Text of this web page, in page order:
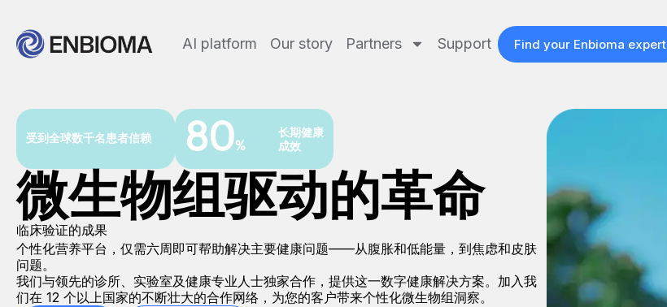
AI platform Our story Partners Support Find your Enbioma expert
受到全球数千名患者信赖 80%
长期健康
成效
微生物组驱动的革命
临床验证的成果
个性化营养平台，仅需六周即可帮助解决主要健康问题——从腹胀和低能量，到焦虑和皮肤
问题。
我们与领先的诊所、实验室及健康专业人士独家合作，提供这一数字健康解决方案。加入我
们在 12 个以上国家的不断壮大的合作网络，为您的客户带来个性化微生物组洞察。